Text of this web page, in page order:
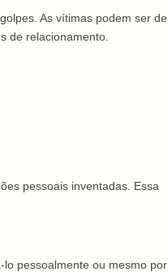
As vítimas podem ser de
de relacionamento.
pessoais inventadas. Essa
pessoalmente ou mesmo por